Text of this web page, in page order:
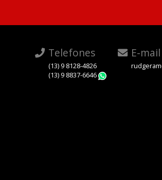
Telefones
(13) 9 8128-4826
(13) 9 8837-6646
E-mail